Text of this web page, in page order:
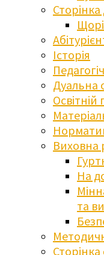
Історія
Дуальна
Освітній
Виховна
На
та
Сторінка